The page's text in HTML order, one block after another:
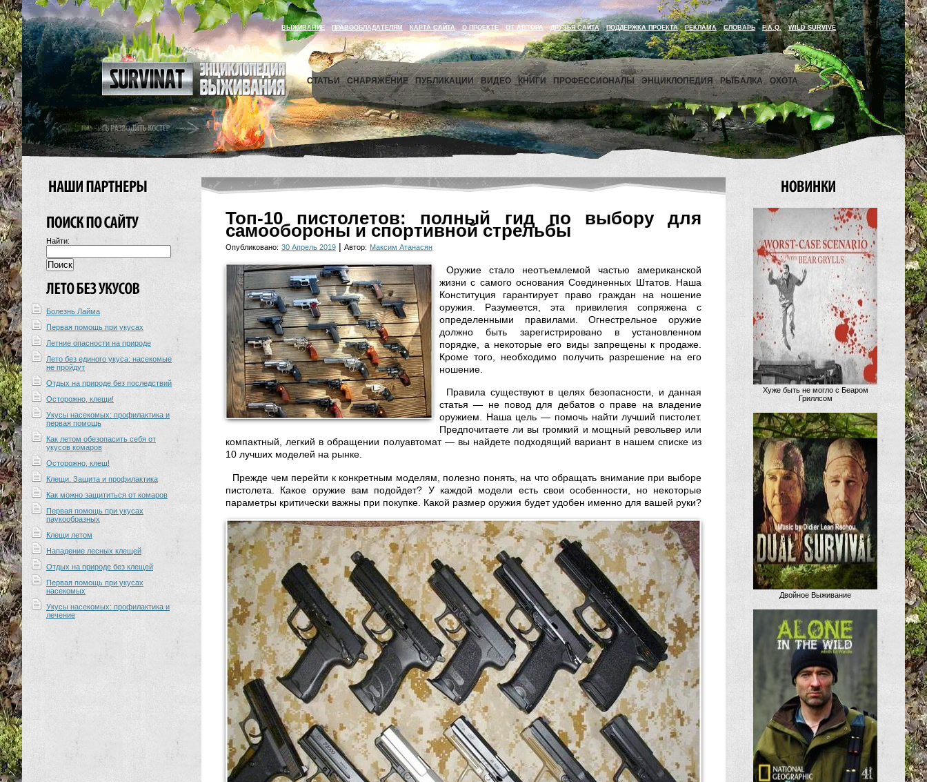
ВЫЖИВАНИЕ ПРАВООБЛАДАТЕЛЯМ КАРТА САЙТА О ПРОЕКТЕ ОТ АВТОРА ДРУЗЬЯ САЙТА ПОДДЕРЖКА ПРОЕКТА РЕКЛАМА СЛОВАРЬ F.A.Q. WILD SURVIVE
СТАТЬИ СНАРЯЖЕНИЕ ПУБЛИКАЦИИ ВИДЕО КНИГИ ПРОФЕССИОНАЛЫ ЭНЦИКЛОПЕДИЯ РЫБАЛКА ОХОТА
Найти:
Болезнь Лайма
Первая помощь при укусах
Летние опасности на природе
Лето без единого укуса: насекомые
не пройдут
Отдых на природе без последствий
Осторожно, клещи!
Укусы насекомых: профилактика и
первая помощь
Как летом обезопасить себя от
укусов комаров
Осторожно, клещ!
Клещи. Защита и профилактика
Как можно защититься от комаров
Первая помощь при укусах
паукообразных
Клещи летом
Нападение лесных клещей
Отдых на природе без клещей
Первая помощь при укусах
насекомых
Укусы насекомых: профилактика и
лечение
Топ-10 пистолетов: полный гид по выбору для
самообороны и спортивной стрельбы
Опубликовано: 30 Апрель 2019 | Автор: Максим Атанасян
Оружие стало неотъемлемой частью американской
жизни с самого основания Соединенных Штатов. Наша
Конституция гарантирует право граждан на ношение
оружия. Разумеется, эта привилегия сопряжена с
определенными правилами. Огнестрельное оружие
должно быть зарегистрировано в установленном
порядке, а некоторые его виды запрещены к продаже.
Кроме того, необходимо получить разрешение на его
ношение.
Правила существуют в целях безопасности, и данная
статья — не повод для дебатов о праве на владение
оружием. Наша цель — помочь найти лучший пистолет.
Предпочитаете ли вы громкий и мощный револьвер или
компактный, легкий в обращении полуавтомат — вы найдете подходящий вариант в нашем списке из
10 лучших моделей на рынке.
Прежде чем перейти к конкретным моделям, полезно понять, на что обращать внимание при выборе
пистолета. Какое оружие вам подойдет? У каждой модели есть свои особенности, но некоторые
параметры критически важны при покупке. Какой размер оружия будет удобен именно для вашей руки?
Хуже быть не могло с Беаром
Гриллсом
Двойное Выживание